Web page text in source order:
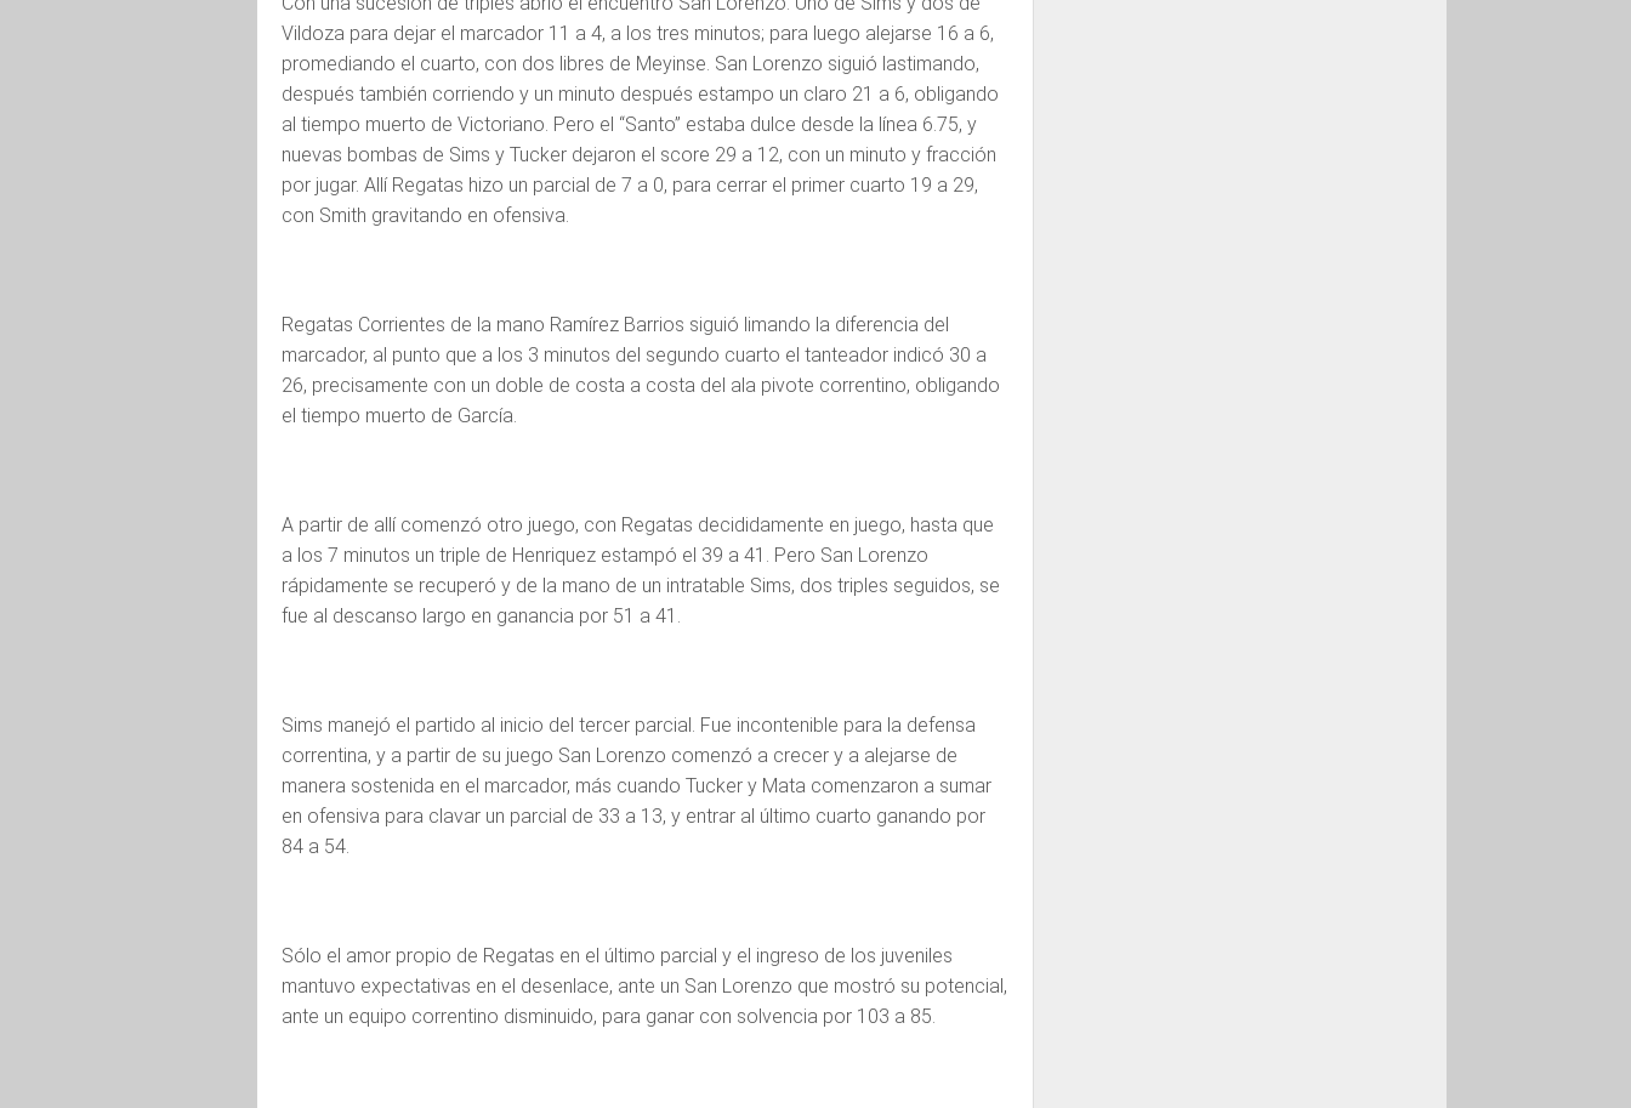
Vildoza para dejar el marcador 11 a 4, a los tres minutos; para luego alejarse 16 a 6,
promediando el cuarto, con dos libres de Meyinse. San Lorenzo siguió lastimando,
después también corriendo y un minuto después estampo un claro 21 a 6, obligando
al tiempo muerto de Victoriano. Pero el “Santo” estaba dulce desde la línea 6.75, y
nuevas bombas de Sims y Tucker dejaron el score 29 a 12, con un minuto y fracción
por jugar. Allí Regatas hizo un parcial de 7 a 0, para cerrar el primer cuarto 19 a 29,
con Smith gravitando en ofensiva.
Regatas Corrientes de la mano Ramírez Barrios siguió limando la diferencia del
marcador, al punto que a los 3 minutos del segundo cuarto el tanteador indicó 30 a
26, precisamente con un doble de costa a costa del ala pivote correntino, obligando
el tiempo muerto de García.
A partir de allí comenzó otro juego, con Regatas decididamente en juego, hasta que
a los 7 minutos un triple de Henriquez estampó el 39 a 41. Pero San Lorenzo
rápidamente se recuperó y de la mano de un intratable Sims, dos triples seguidos, se
fue al descanso largo en ganancia por 51 a 41.
Sims manejó el partido al inicio del tercer parcial. Fue incontenible para la defensa
correntina, y a partir de su juego San Lorenzo comenzó a crecer y a alejarse de
manera sostenida en el marcador, más cuando Tucker y Mata comenzaron a sumar
en ofensiva para clavar un parcial de 33 a 13, y entrar al último cuarto ganando por
84 a 54.
Sólo el amor propio de Regatas en el último parcial y el ingreso de los juveniles
mantuvo expectativas en el desenlace, ante un San Lorenzo que mostró su potencial,
ante un equipo correntino disminuido, para ganar con solvencia por 103 a 85.